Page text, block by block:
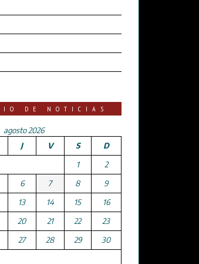
DE NOTICIAS
agosto 2026
J V S
D
1
2
6 7 8
9
13 14 15
16
20 21 22
23
27 28 29
30